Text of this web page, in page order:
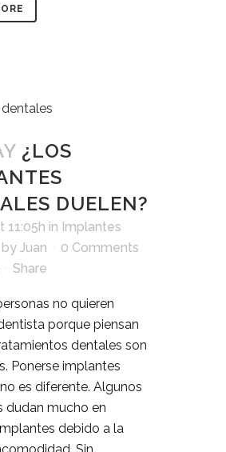
¿LOS
DUELEN?
11:05h in Implantes
by Juan
0 Comments
Share
no quieren
porque piensan
dentales son
Ponerse implantes
es diferente. Algunos
dudan mucho en
debido a la